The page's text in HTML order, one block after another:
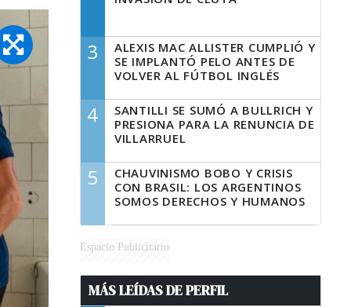
3
ALEXIS MAC ALLISTER CUMPLIÓ Y
SE IMPLANTÓ PELO ANTES DE
VOLVER AL FÚTBOL INGLÉS
4
SANTILLI SE SUMÓ A BULLRICH Y
PRESIONA PARA LA RENUNCIA DE
VILLARRUEL
5
CHAUVINISMO BOBO Y CRISIS
CON BRASIL: LOS ARGENTINOS
SOMOS DERECHOS Y HUMANOS
Espacio Publicitario
MÁS LEÍDAS DE PERFIL